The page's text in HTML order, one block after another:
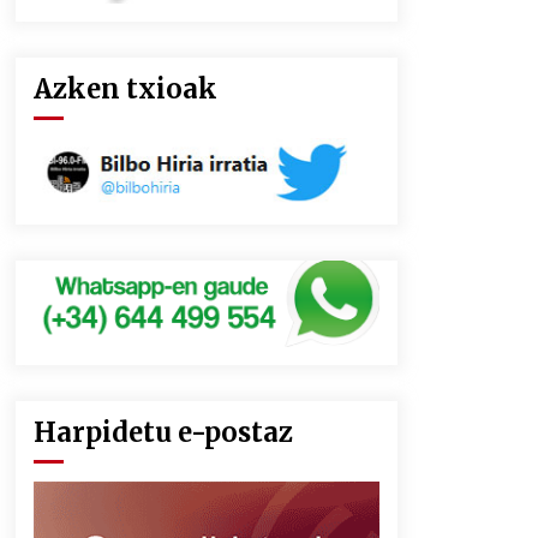
Azken txioak
Harpidetu e-postaz